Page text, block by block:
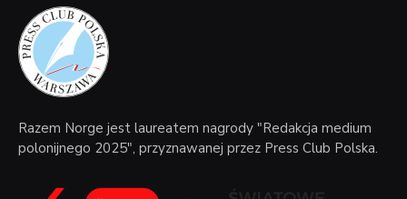
Razem Norge jest laureatem nagrody "Redakcja medium
polonijnego 2025", przyznawanej przez Press Club Polska.